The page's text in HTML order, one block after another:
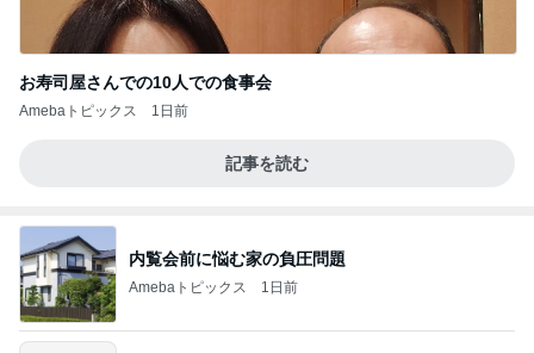
お寿司屋さんでの10人での食事会
Amebaトピックス 1日前
記事を読む
内覧会前に悩む家の負圧問題
Amebaトピックス 1日前